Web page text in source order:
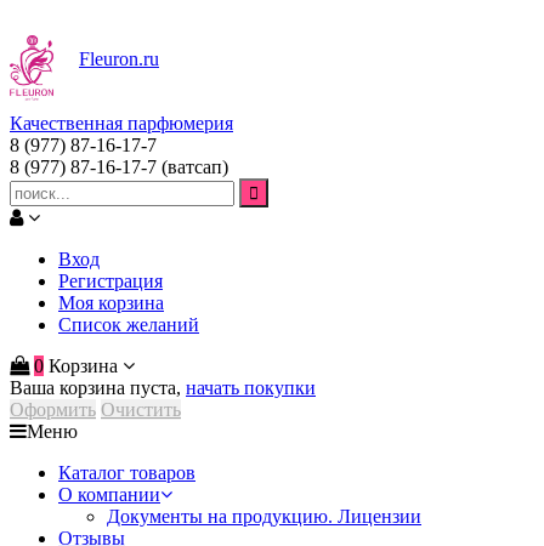
Fleuron.ru
Качественная парфюмерия
8 (977) 87-16-17-7
8 (977) 87-16-17-7 (ватсап)
Вход
Регистрация
Моя корзина
Список желаний
0 Корзина
Ваша корзина пуста, начать покупки
Оформить Очистить
Меню
Каталог товаров
О компании
Документы на продукцию. Лицензии
Отзывы